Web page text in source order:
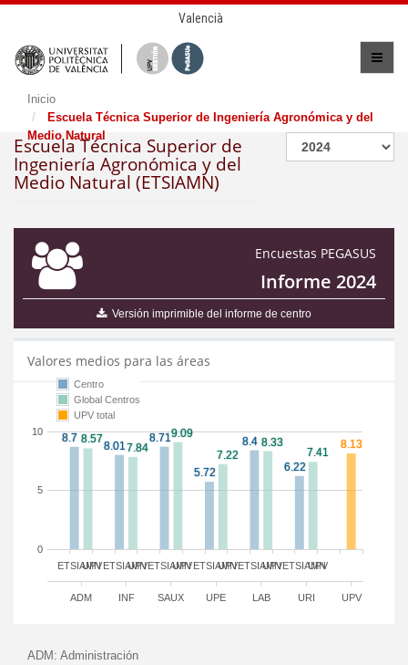
Valencià
Inicio
Escuela Técnica Superior de Ingeniería Agronómica y del
Medio Natural
Escuela Técnica Superior de
Ingeniería Agronómica y del
Medio Natural (ETSIAMN)
Encuestas PEGASUS
Informe 2024
Versión imprimible del informe de centro
Valores medios para las áreas
ETSIAMN ETSIAMNETSIAMN ETSIAMNETSIAMNETSIAMN
UPV UPV UPV UPV UPV UPV
ADM INF SAUX UPE LAB URI UPV
0
5
10
Centro
Global Centros
UPV total
ADM: Administración